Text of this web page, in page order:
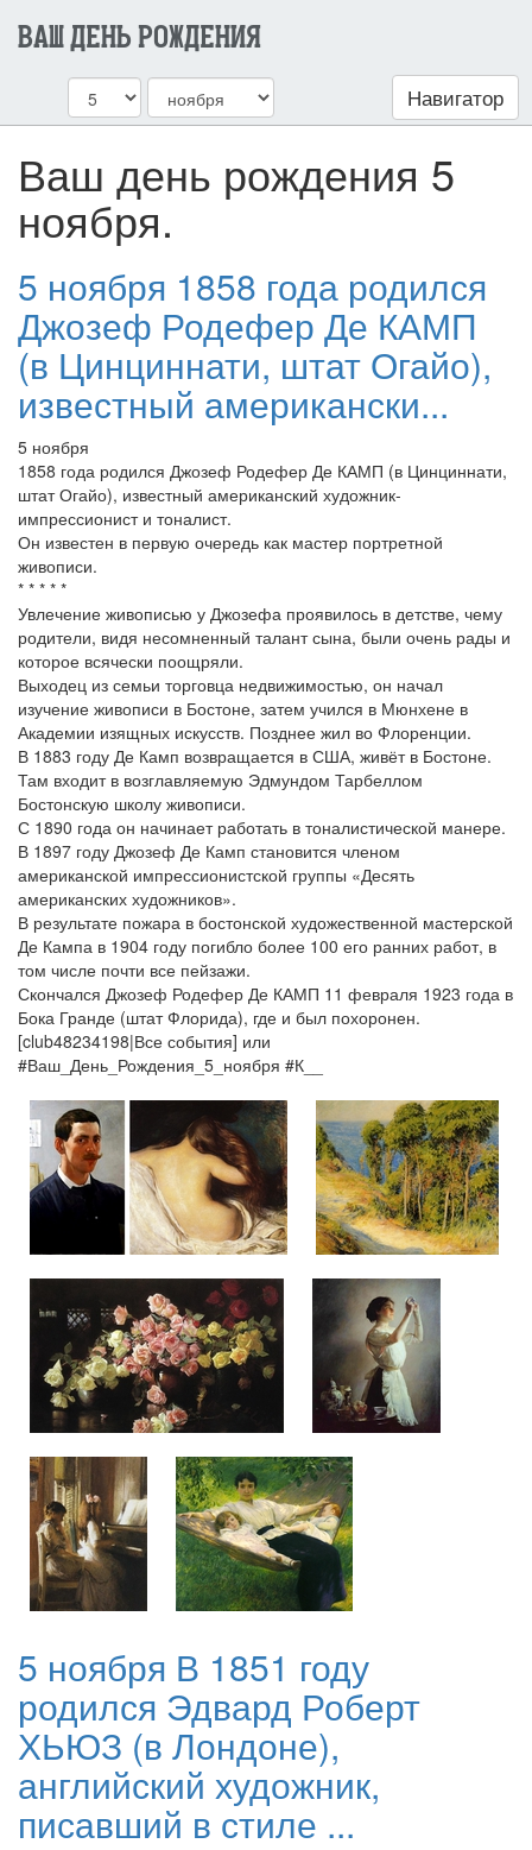
ВАШ ДЕНЬ РОЖДЕНИЯ
Навигатор
Ваш день рождения 5
ноября.
5 ноября 1858 года родился
Джозеф Родефер Де КАМП
(в Цинциннати, штат Огайо),
известный американски...
5 ноября
1858 года родился Джозеф Родефер Де КАМП (в Цинциннати,
штат Огайо), известный американский художник-
импрессионист и тоналист.
Он известен в первую очередь как мастер портретной
живописи.
* * * * *
Увлечение живописью у Джозефа проявилось в детстве, чему
родители, видя несомненный талант сына, были очень рады и
которое всячески поощряли.
Выходец из семьи торговца недвижимостью, он начал
изучение живописи в Бостоне, затем учился в Мюнхене в
Академии изящных искусств. Позднее жил во Флоренции.
В 1883 году Де Камп возвращается в США, живёт в Бостоне.
Там входит в возглавляемую Эдмундом Тарбеллом
Бостонскую школу живописи.
С 1890 года он начинает работать в тоналистической манере.
В 1897 году Джозеф Де Камп становится членом
американской импрессионистской группы «Десять
американских художников».
В результате пожара в бостонской художественной мастерской
Де Кампа в 1904 году погибло более 100 его ранних работ, в
том числе почти все пейзажи.
Скончался Джозеф Родефер Де КАМП 11 февраля 1923 года в
Бока Гранде (штат Флорида), где и был похоронен.
[club48234198|Все события] или
#Ваш_День_Рождения_5_ноября #К__
5 ноября В 1851 году
родился Эдвард Роберт
ХЬЮЗ (в Лондоне),
английский художник,
писавший в стиле ...